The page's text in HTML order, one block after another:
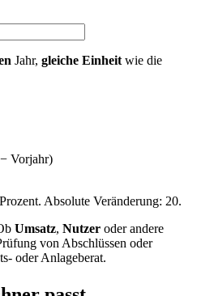
Jahr, gleiche Einheit wie die
Vorjahr)
Absolute Veränderung: 20.
Umsatz, Nutzer oder andere
von Abschlüssen oder
oder Anlageberat.